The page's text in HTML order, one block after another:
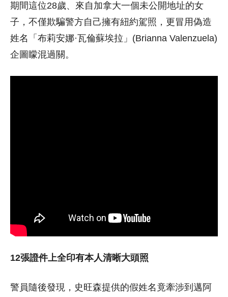
期間這位28歲、來自加拿大一個未公開地址的女
子，不僅欺騙警方自己擁有紐約駕照，更冒用偽造
姓名「布莉安娜·瓦倫蘇埃拉」(Brianna Valenzuela)
企圖矇混過關。
12張證件上全印有本人清晰大頭照
警員隨後發現，史旺森提供的假姓名竟牽涉到邁阿